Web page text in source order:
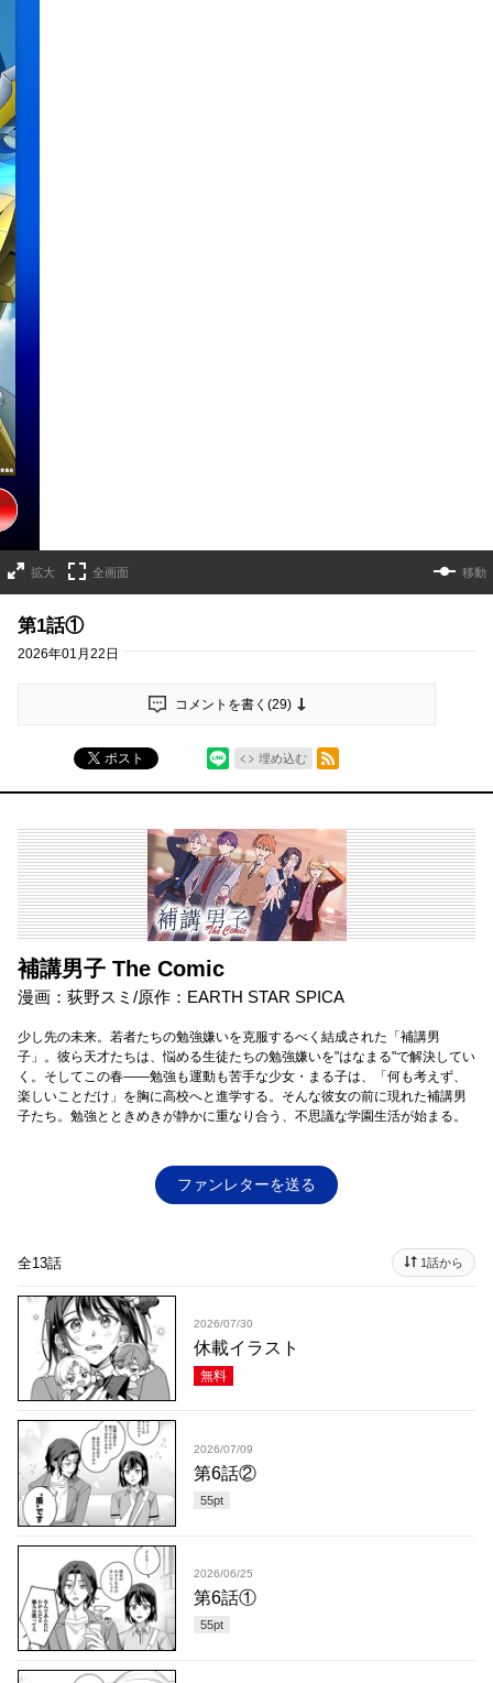
拡大 全画面 移動
第1話①
2026年01月22日
コメントを書く(29)
ポスト 埋め込む
RSSフィード
補講男子 The Comic
漫画：荻野スミ/原作：EARTH STAR SPICA
少し先の未来。若者たちの勉強嫌いを克服するべく結成された「補講男
子」。彼ら天才たちは、悩める生徒たちの勉強嫌いを"はなまる"で解決してい
く。そしてこの春――勉強も運動も苦手な少女・まる子は、「何も考えず、
楽しいことだけ」を胸に高校へと進学する。そんな彼女の前に現れた補講男
子たち。勉強とときめきが静かに重なり合う、不思議な学園生活が始まる。
ファンレターを送る
全13話 1話から
2026/07/30
休載イラスト
無料
2026/07/09
第6話②
55pt
2026/06/25
第6話①
55pt